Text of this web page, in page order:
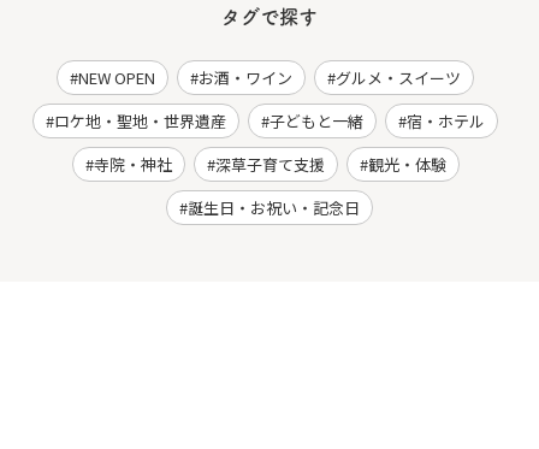
タグで探す
NEW OPEN お酒・ワイン
グルメ・スイーツ
ロケ地・聖地・世界遺産
子どもと一緒
宿・ホテル
寺院・神社
深草子育て支援
観光・体験
誕生日・お祝い・記念日